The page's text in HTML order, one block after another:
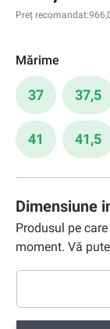
Preț recomandat:
Mărime
37 37,5
41 41,5
Dimensiune
Produsul pe
moment. Vă